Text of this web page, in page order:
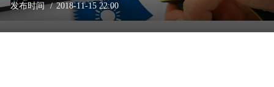
发布时间 2018-11-15 22:00